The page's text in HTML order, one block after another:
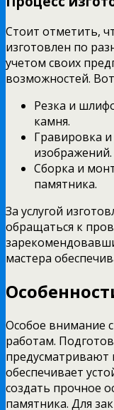
Стоит отметить,
изготовлен по
учетом своих
возможностей.
Резка и
камня.
Гравировка
изображений.
Сборка и
памятника.
За услугой
обращаться к
мастера
Особое внимание
работам.
обеспечивает
создать прочное
памятника. Для